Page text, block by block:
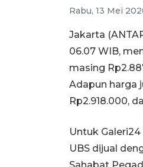
Rabu, 13 Mei
Jakarta
06.07 WIB,
masing
Adapun harga
Rp2.918.000,
Untuk
UBS dijual